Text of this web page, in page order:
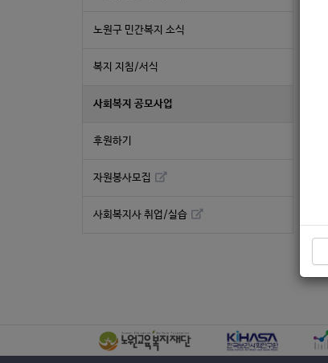
노원구 민간복지 소식
복지 지침/서식
사회복지 공모사업
후원하기
자원봉사모집
사회복지사 취업/실습
«